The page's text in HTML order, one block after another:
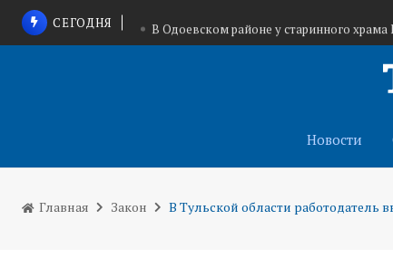
СЕГОДНЯ В Одоевском районе у старинного храма
В Тульской области идет набор
Новости
Главная Закон В Тульской области работодатель